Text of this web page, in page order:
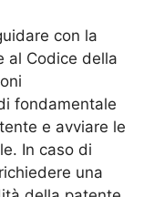
con la
al Codice della
fondamentale
e avviare le
In caso di
una